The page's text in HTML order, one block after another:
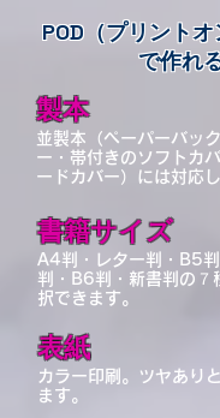
POD（プリントオ
で作れ
​製本
並製本（ペーパーバック
ー・帯付きのソフトカ
ードカバー）には対応
​書籍サイズ
A4判・レター判・B5
判・B6判・新書判の７
択できます。
​表紙
カラー印刷。ツヤあり
ます。